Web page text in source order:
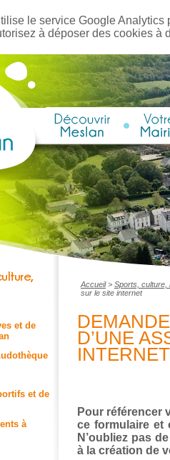
le service Google
à déposer des cookies
et de
et de
à
Accueil> Sports, culture,
sur le site internet
D’UNE
INTERNET
Pour référencer
ce formulaire et
N’oubliez pas
à la création de